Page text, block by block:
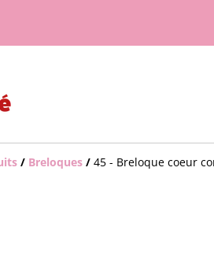
/ Breloques / 45 - Breloque coeur